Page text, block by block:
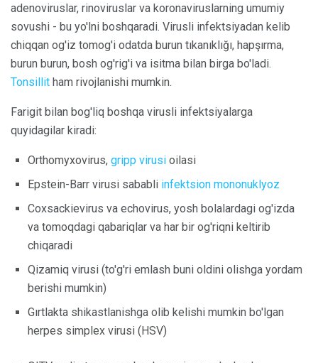
adenoviruslar, rinoviruslar va koronaviruslarning umumiy
sovushi - bu yo'lni boshqaradi. Virusli infektsiyadan kelib
chiqqan og'iz tomog'i odatda burun tıkanıklığı, hapşırma,
burun burun, bosh og'rig'i va isitma bilan birga bo'ladi.
Tonsillit ham rivojlanishi mumkin.
Farigit bilan bog'liq boshqa virusli infektsiyalarga
quyidagilar kiradi:
Orthomyxovirus, gripp virusi oilasi
Epstein-Barr virusi sababli infektsion mononuklyoz
Coxsackievirus va echovirus, yosh bolalardagi og'izda
va tomoqdagi qabariqlar va har bir og'riqni keltirib
chiqaradi
Qizamiq virusi (to'g'ri emlash buni oldini olishga yordam
berishi mumkin)
Gırtlakta shikastlanishga olib kelishi mumkin bo'lgan
herpes simplex virusi (HSV)